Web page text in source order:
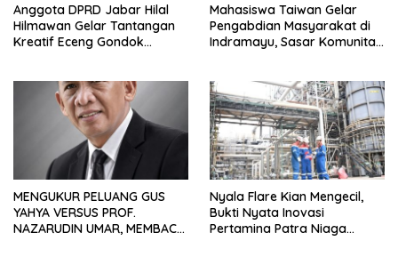
Anggota DPRD Jabar Hilal
Hilmawan Gelar Tantangan
Kreatif Eceng Gondok
Mahasiswa Taiwan Gelar
Pengabdian Masyarakat di
Indramayu, Sasar Komunitas
MENGUKUR PELUANG GUS
YAHYA VERSUS PROF.
NAZARUDIN UMAR, MEMBACA
Nyala Flare Kian Mengecil,
Bukti Nyata Inovasi
Pertamina Patra Niaga